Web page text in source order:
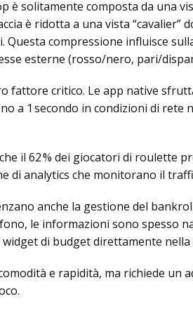
è solitamente composta da una
è ridotta a una vista
compressione influisce
esterne (rosso/nero, pari/
fattore critico. Le app native
a 1 secondo in condizioni di
il 62 % dei giocatori di roulette
di analytics che monitorano il
anche la gestione del
le informazioni sono spesso
di budget direttamente
e rapidità, ma richiede un